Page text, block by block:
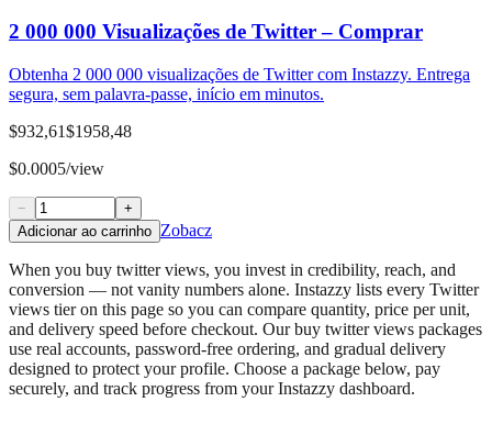
2 000 000 Visualizações de Twitter – Comprar
Obtenha 2 000 000 visualizações de Twitter com Instazzy. Entrega
segura, sem palavra-passe, início em minutos.
$932,61$1958,48
$0.0005/view
−
+
Adicionar ao carrinho Zobacz
When you buy twitter views, you invest in credibility, reach, and
conversion — not vanity numbers alone. Instazzy lists every Twitter
views tier on this page so you can compare quantity, price per unit,
and delivery speed before checkout. Our buy twitter views packages
use real accounts, password-free ordering, and gradual delivery
designed to protect your profile. Choose a package below, pay
securely, and track progress from your Instazzy dashboard.